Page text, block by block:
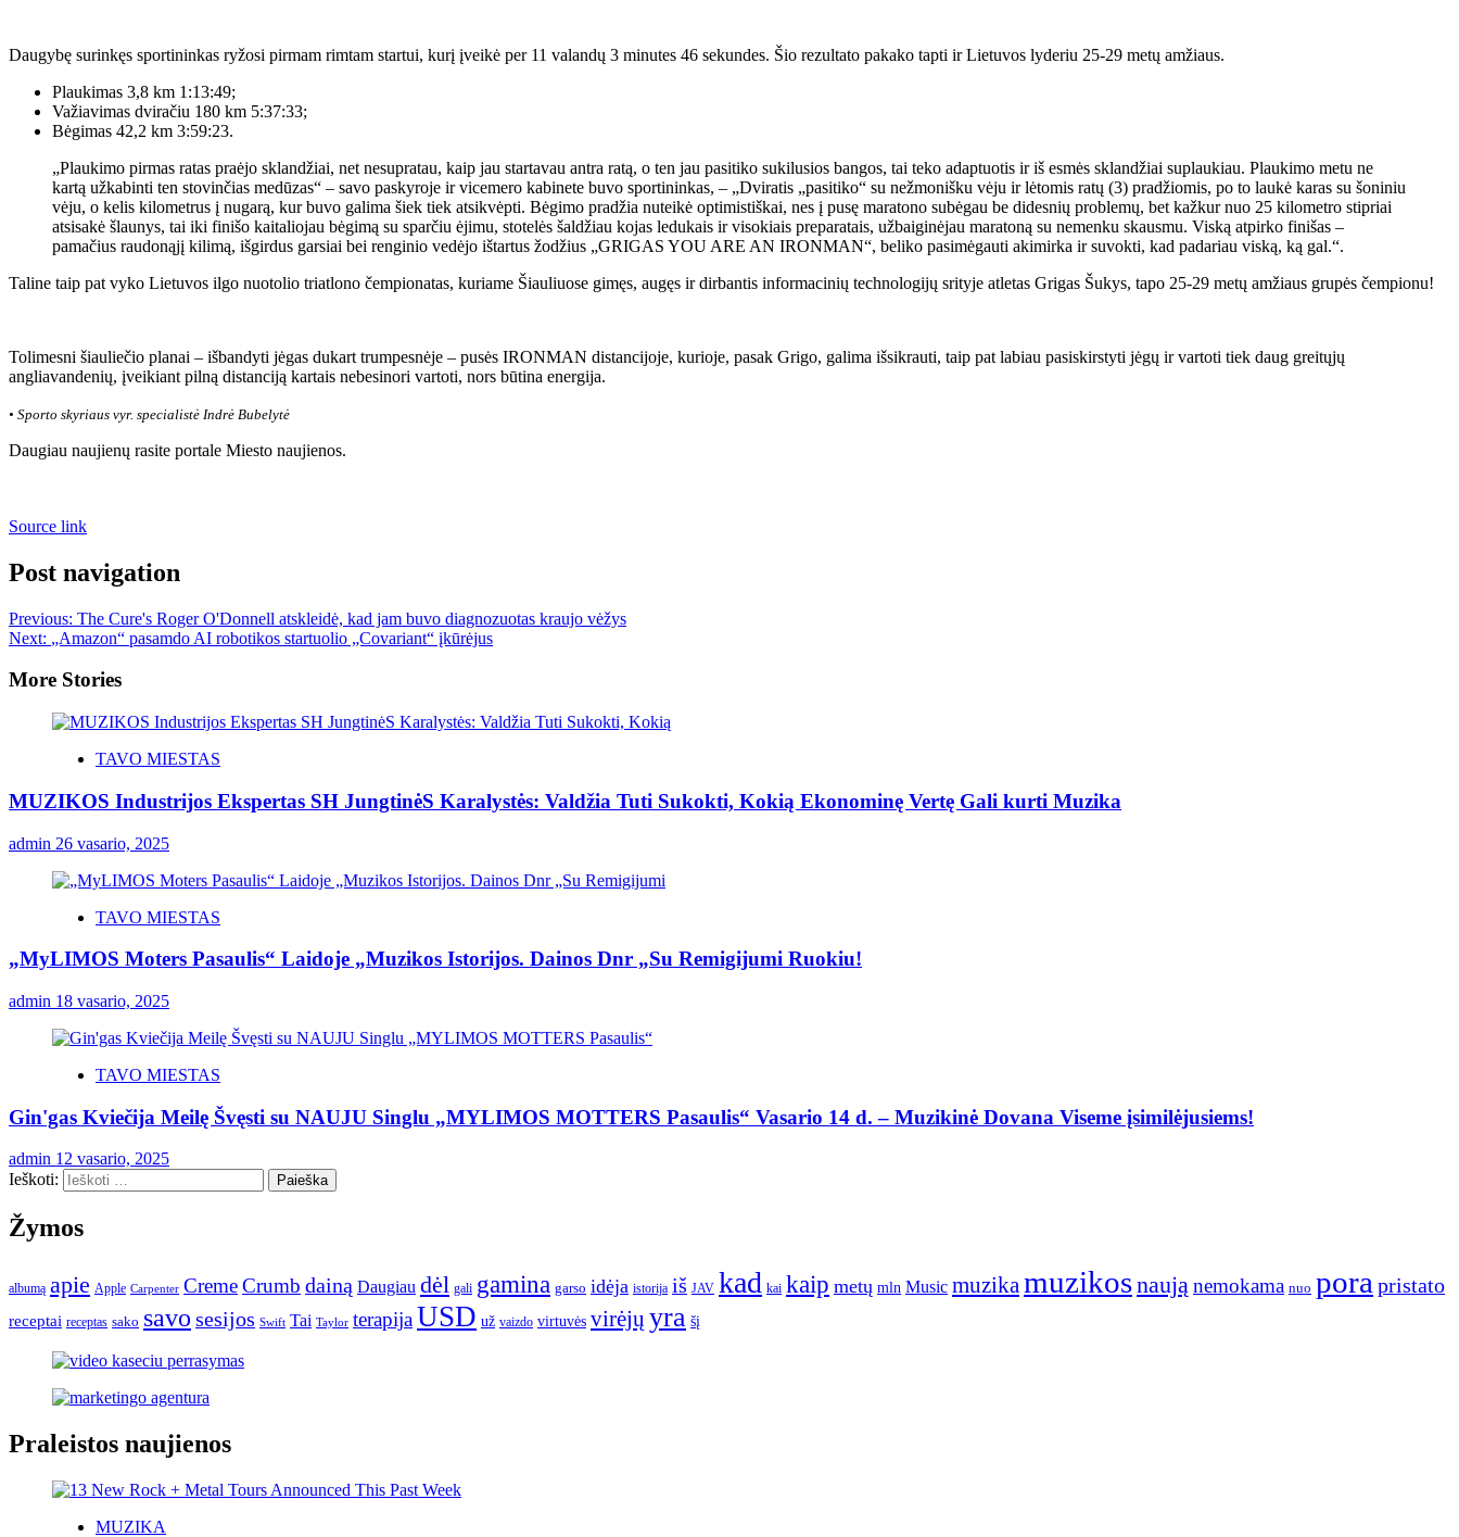
Daugybę surinkęs sportininkas ryžosi pirmam rimtam startui, kurį įveikė per 11 valandų 3 minutes 46 sekundes. Šio rezultato pakako tapti ir Lietuvos lyderiu 25-29 metų amžiaus.
Plaukimas 3,8 km 1:13:49;
Važiavimas dviračiu 180 km 5:37:33;
Bėgimas 42,2 km 3:59:23.
„Plaukimo pirmas ratas praėjo sklandžiai, net nesupratau, kaip jau startavau antra ratą, o ten jau pasitiko sukilusios bangos, tai teko adaptuotis ir iš esmės sklandžiai suplaukiau. Plaukimo metu ne
kartą užkabinti ten stovinčias medūzas“ – savo paskyroje ir vicemero kabinete buvo sportininkas, – „Dviratis „pasitiko“ su nežmonišku vėju ir lėtomis ratų (3) pradžiomis, po to laukė karas su šoniniu
vėju, o kelis kilometrus į nugarą, kur buvo galima šiek tiek atsikvėpti. Bėgimo pradžia nuteikė optimistiškai, nes į pusę maratono subėgau be didesnių problemų, bet kažkur nuo 25 kilometro stipriai
atsisakė šlaunys, tai iki finišo kaitaliojau bėgimą su sparčiu ėjimu, stotelės šaldžiau kojas ledukais ir visokiais preparatais, užbaiginėjau maratoną su nemenku skausmu. Viską atpirko finišas –
pamačius raudonąjį kilimą, išgirdus garsiai bei renginio vedėjo ištartus žodžius „GRIGAS YOU ARE AN IRONMAN“, beliko pasimėgauti akimirka ir suvokti, kad padariau viską, ką gal.“.
Taline taip pat vyko Lietuvos ilgo nuotolio triatlono čempionatas, kuriame Šiauliuose gimęs, augęs ir dirbantis informacinių technologijų srityje atletas Grigas Šukys, tapo 25-29 metų amžiaus grupės čempionu!
Tolimesni šiauliečio planai – išbandyti jėgas dukart trumpesnėje – pusės IRONMAN distancijoje, kurioje, pasak Grigo, galima išsikrauti, taip pat labiau pasiskirstyti jėgų ir vartoti tiek daug greitųjų
angliavandenių, įveikiant pilną distanciją kartais nebesinori vartoti, nors būtina energija.
• Sporto skyriaus vyr. specialistė Indrė Bubelytė
Daugiau naujienų rasite portale Miesto naujienos.
Source link
Post navigation
Previous: The Cure's Roger O'Donnell atskleidė, kad jam buvo diagnozuotas kraujo vėžys
Next: „Amazon“ pasamdo AI robotikos startuolio „Covariant“ įkūrėjus
More Stories
TAVO MIESTAS
MUZIKOS Industrijos Ekspertas SH JungtinėS Karalystės: Valdžia Tuti Sukokti, Kokią Ekonominę Vertę Gali kurti Muzika
admin 26 vasario, 2025
TAVO MIESTAS
„MyLIMOS Moters Pasaulis“ Laidoje „Muzikos Istorijos. Dainos Dnr „Su Remigijumi Ruokiu!
admin 18 vasario, 2025
TAVO MIESTAS
Gin'gas Kviečija Meilę Švęsti su NAUJU Singlu „MYLIMOS MOTTERS Pasaulis“ Vasario 14 d. – Muzikinė Dovana Viseme įsimilėjusiems!
admin 12 vasario, 2025
Ieškoti:
Žymos
albumą apie Apple Carpenter CremeCrumb dainą Daugiau dėl gali gamina garso idėja istorija iš JAV kad kai kaip metų mln Music muzikamuzikosnaująnemokama nuo pora pristato
receptai receptas sako savo sesijos Swift Tai Taylor terapijaUSD už vaizdo virtuvės virėjų yra šį
Praleistos naujienos
MUZIKA